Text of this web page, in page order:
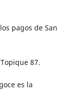
pagos de San
87.
es la